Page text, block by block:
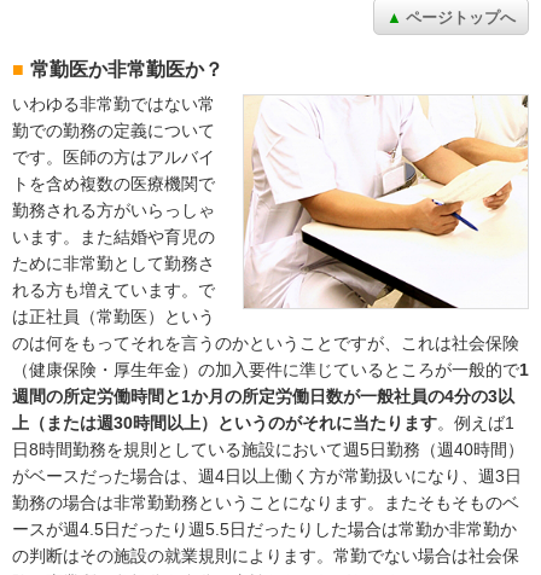
ページトップへ
常勤医か非常勤医か？
いわゆる非常勤ではない常
勤での勤務の定義について
です。医師の方はアルバイ
トを含め複数の医療機関で
勤務される方がいらっしゃ
います。また結婚や育児の
ために非常勤として勤務さ
れる方も増えています。で
は正社員（常勤医）という
のは何をもってそれを言うのかということですが、これは社会保険
（健康保険・厚生年金）の加入要件に準じているところが一般的で1
週間の所定労働時間と1か月の所定労働日数が一般社員の4分の3以
上（または週30時間以上）というのがそれに当たります。例えば1
日8時間勤務を規則としている施設において週5日勤務（週40時間）
がベースだった場合は、週4日以上働く方が常勤扱いになり、週3日
勤務の場合は非常勤勤務ということになります。またそもそものベ
ースが週4.5日だったり週5.5日だったりした場合は常勤か非常勤か
の判断はその施設の就業規則によります。常勤でない場合は社会保